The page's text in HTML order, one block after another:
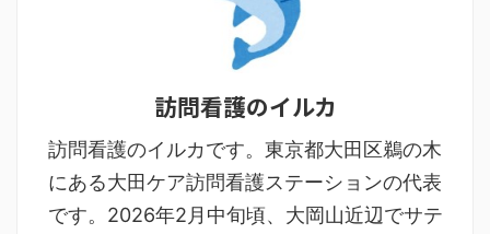
訪問看護のイルカ
訪問看護のイルカです。東京都大田区鵜の木
にある大田ケア訪問看護ステーションの代表
です。2026年2月中旬頃、大岡山近辺でサテ